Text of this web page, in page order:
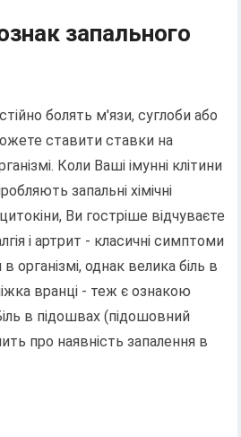
запального
болять м'язи, суглоби або
ставити ставки на
Коли Ваші імунні клітини
запальні хімічні
Ви гостріше відчуваєте
і артрит - класичні симптоми
організмі, однак велика біль в
вранці - теж є ознакою
в підошвах (підошовний
про наявність запалення в